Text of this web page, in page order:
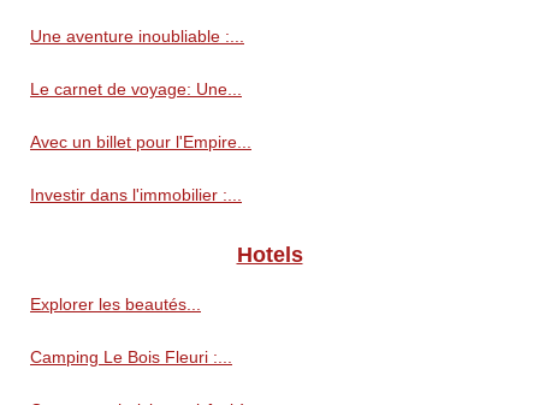
Une aventure inoubliable :...
Le carnet de voyage: Une...
Avec un billet pour l'Empire...
Investir dans l'immobilier :...
Hotels
Explorer les beautés...
Camping Le Bois Fleuri :...